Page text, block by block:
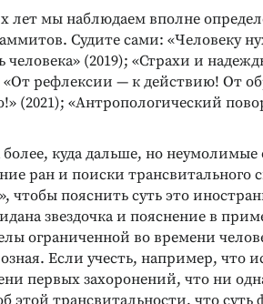
лет мы наблюдаем вполне
Судите сами: «Человеку
(2019); «Страхи и
«От рефлексии — к действию! От
(2021); «Антропологический
более, куда дальше, но
ран и поиски трансвитального
чтобы пояснить суть это
звездочка и пояснение в
ограниченной во времени
Если учесть, например, что
первых захоронений, что ни